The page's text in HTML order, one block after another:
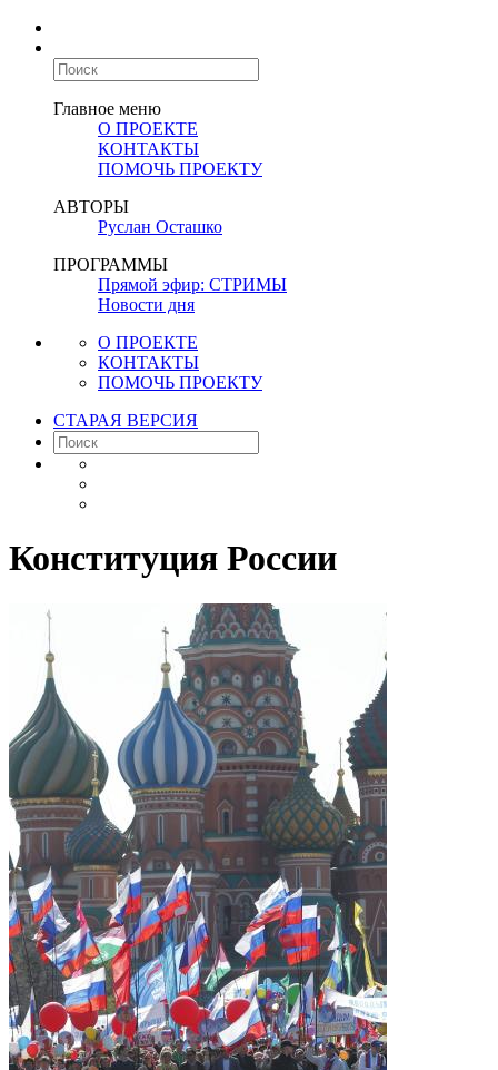
Главное меню
О ПРОЕКТЕ
КОНТАКТЫ
ПОМОЧЬ ПРОЕКТУ
АВТОРЫ
Руслан Осташко
ПРОГРАММЫ
Прямой эфир: СТРИМЫ
Новости дня
О ПРОЕКТЕ
КОНТАКТЫ
ПОМОЧЬ ПРОЕКТУ
СТАРАЯ ВЕРСИЯ
Конституция России